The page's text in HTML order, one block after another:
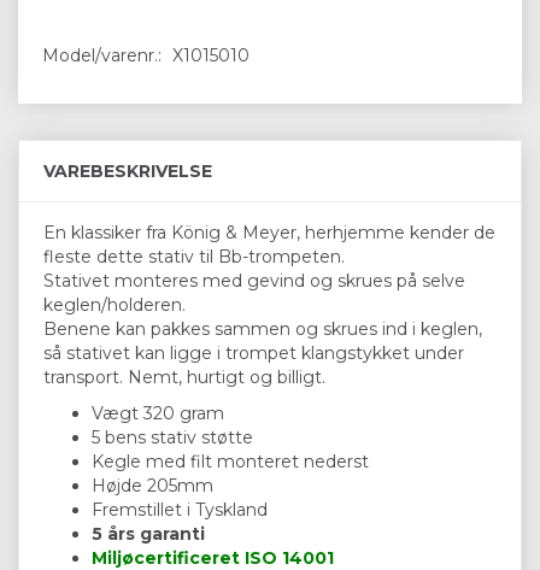
Model/varenr.: X1015010
VAREBESKRIVELSE
En klassiker fra König & Meyer, herhjemme kender de
fleste dette stativ til Bb-trompeten.
Stativet monteres med gevind og skrues på selve
keglen/holderen.
Benene kan pakkes sammen og skrues ind i keglen,
så stativet kan ligge i trompet klangstykket under
transport. Nemt, hurtigt og billigt.
Vægt 320 gram
5 bens stativ støtte
Kegle med filt monteret nederst
Højde 205mm
Fremstillet i Tyskland
5 års garanti
Miljøcertificeret ISO 14001